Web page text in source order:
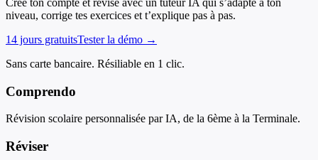
niveau, corrige tes exercices et t’explique pas à pas.
14 jours gratuitsTester la démo →
Sans carte bancaire. Résiliable en 1 clic.
Comprendo
Révision scolaire personnalisée par IA, de la 6ème à la Terminale.
Réviser